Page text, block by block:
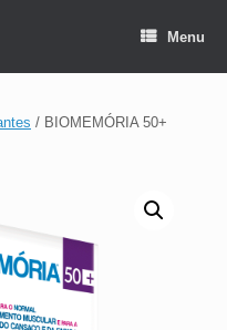
Menu
/ BIOMEMÓRIA 50+